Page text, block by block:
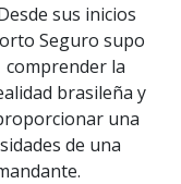
sus inicios
Seguro supo
comprender la
brasileña y
una
de una